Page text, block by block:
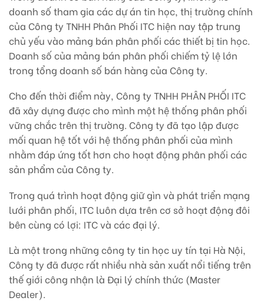
doanh số tham gia các dự án tin học, thị trường chính
của Công ty TNHH Phân Phối ITC hiện nay tập trung
chủ yếu vào mảng bán phân phối các thiết bị tin học.
Doanh số của mảng bán phân phối chiếm tỷ lệ lớn
trong tổng doanh số bán hàng của Công ty.
Cho đến thời điểm này, Công ty TNHH PHÂN PHỐI ITC
đã xây dựng được cho mình một hệ thống phân phối
vững chắc trên thị trường. Công ty đã tạo lập được
mối quan hệ tốt với hệ thống phân phối của mình
nhằm đáp ứng tốt hơn cho hoạt động phân phối các
sản phẩm của Công ty.
Trong quá trình hoạt động giữ gìn và phát triển mạng
lưới phân phối, ITC luôn dựa trên cơ sở hoạt động đôi
bên cùng có lợi: ITC và các đại lý.
Là một trong những công ty tin học uy tín tại Hà Nội,
Công ty đã được rất nhiều nhà sản xuất nổi tiếng trên
thế giới công nhận là Đại lý chính thức (Master
Dealer).